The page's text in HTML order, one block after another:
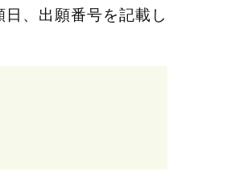
、出願番号を記載し